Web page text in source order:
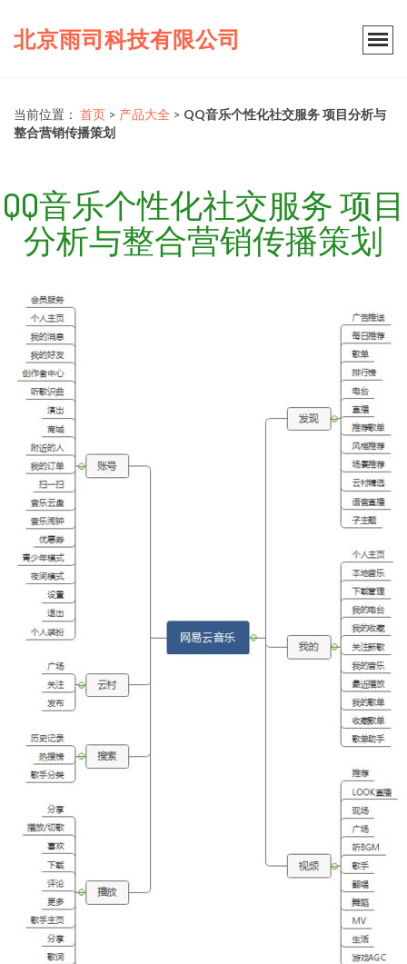
北京雨司科技有限公司
当前位置： 首页 > 产品大全 > QQ音乐个性化社交服务 项目分析与
整合营销传播策划
QQ音乐个性化社交服务 项目
分析与整合营销传播策划